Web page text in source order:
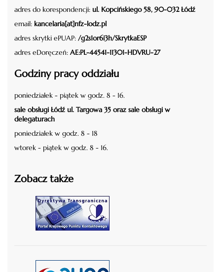
adres do korespondencji: ul. Kopcińskiego 58, 90-032 Łódź
email: kancelaria[at]nfz-lodz.pl
adres skrytki ePUAP: /g2s1or6i3h/SkrytkaESP
adres eDoręczeń: AE:PL-44541-11301-HDVRU-27
Godziny pracy oddziału
poniedziałek - piątek w godz. 8 - 16.
sale obsługi Łódź ul. Targowa 35 oraz sale obsługi w
delegaturach
poniedziałek w godz. 8 - 18
wtorek - piątek w godz. 8 - 16.
Zobacz także
czytaj więcej